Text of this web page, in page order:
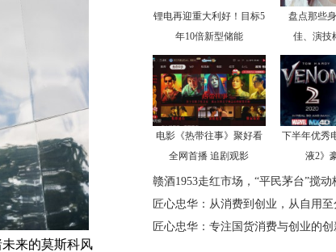
未来的莫斯科风
锂电再迎重大利好！目标5
年10倍新型储能
盘点那些
佳、演技
电影《热带往事》聚好看
全网首播 追剧观影
下半年优秀
液2》
赣酒1953走红市场，“平民茅台”搅动
匠心忠华：从消费到创业，从自用至
匠心忠华：专注国货消费与创业的创